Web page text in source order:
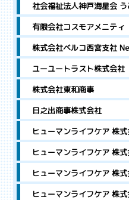
社会福祉法人神戸海星会
有限会社コスモアメニティ
株式会社ベルコ西宮支社
ユーユートラスト株式会社
株式会社東和商事
日之出商事株式会社
ヒューマンライフケア 株
ヒューマンライフケア 株
ヒューマンライフケア 株
ヒューマンライフケア 株